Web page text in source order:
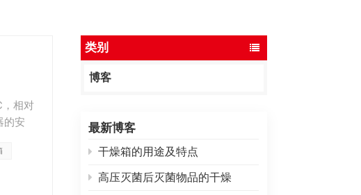
类别
博客
最新博客
干燥箱的用途及特点
高压灭菌后灭菌物品的干燥
相对
的安